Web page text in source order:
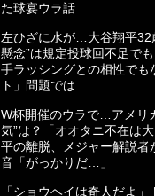
た球宴ウラ話
左ひざに水が…大谷翔平32
懸念”は規定投球回不足で
手ラッシングとの相性でも
ト」問題では
W杯開催のウラで…アメリ
気”は？「オオタニ不在は
平の離脱、メジャー解説者
音「がっかりだ…」
「ショウヘイは奇人だよ